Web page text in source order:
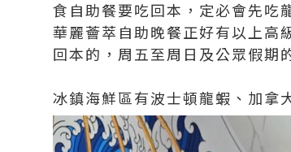
食自助餐要吃回本，定必會先吃
華麗薈萃自助晚餐正好有以上高
回本的，周五至周日及公眾假期
冰鎮海鮮區有波士頓龍蝦、加拿